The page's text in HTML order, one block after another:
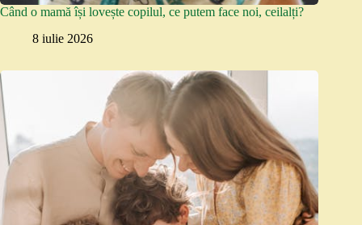
Când o mamă își lovește copilul, ce putem face noi, ceilalți?
8 iulie 2026